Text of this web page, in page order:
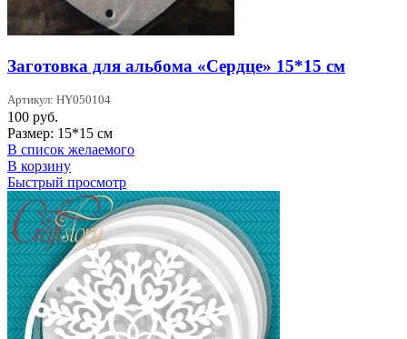
Заготовка для альбома «Сердце» 15*15 см
Артикул: HY050104
100 руб.
Размер: 15*15 см
В список желаемого
В корзину
Быстрый просмотр